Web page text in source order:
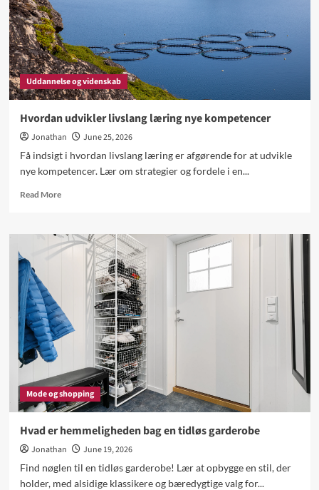
Uddannelse og videnskab
Hvordan udvikler livslang læring nye kompetencer
Jonathan
June 25, 2026
Få indsigt i hvordan livslang læring er afgørende for at udvikle
nye kompetencer. Lær om strategier og fordele i en...
Read MoreRead
Hvordan
udvikler
kompetencer
Mode og shopping
Hvad er hemmeligheden bag en tidløs garderobe
Jonathan
June 19, 2026
Find nøglen til en tidløs garderobe! Lær at opbygge en stil, der
holder, med alsidige klassikere og bæredygtige valg for...